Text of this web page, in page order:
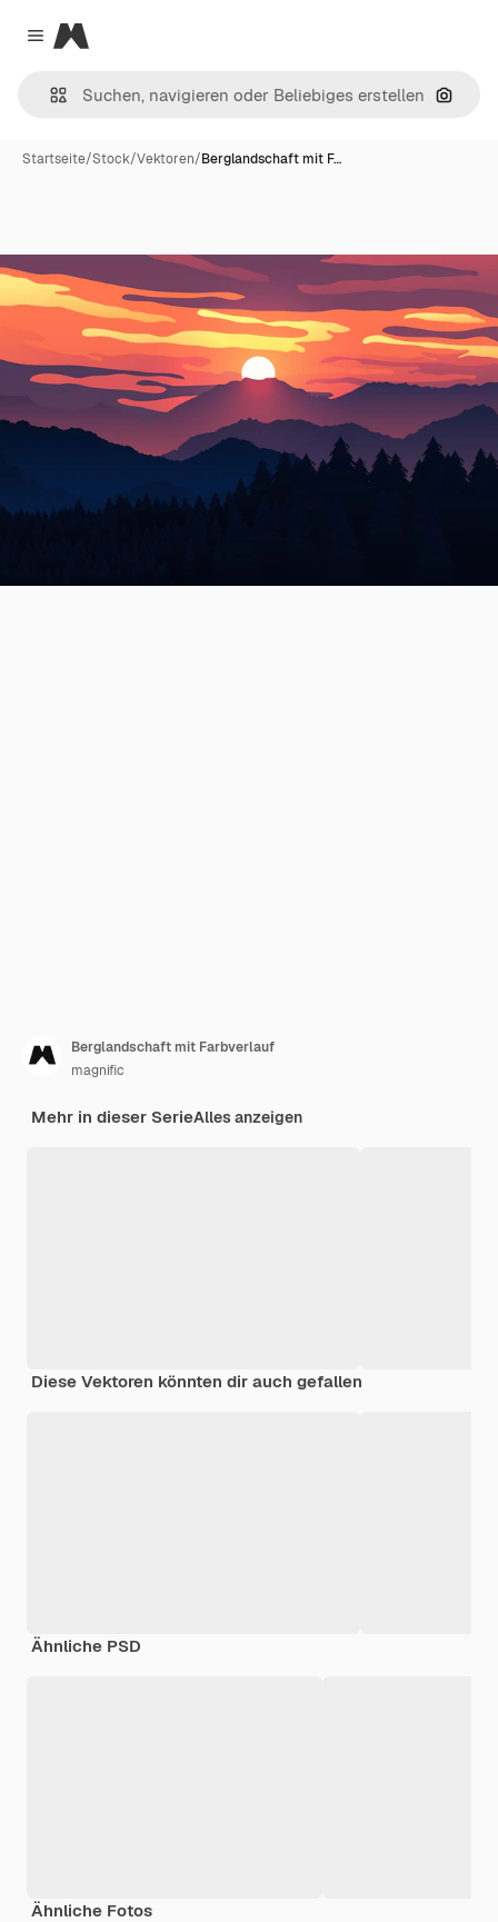
Close menu
Magnific
Nach
Startseite/Stock/Vektoren/Berglandschaft mit F…
Berglandschaft mit Farbverlauf
magnific
Mehr in dieser SerieAlles anzeigen
Diese Vektoren könnten dir auch gefallen
Ähnliche PSD
Ähnliche Fotos